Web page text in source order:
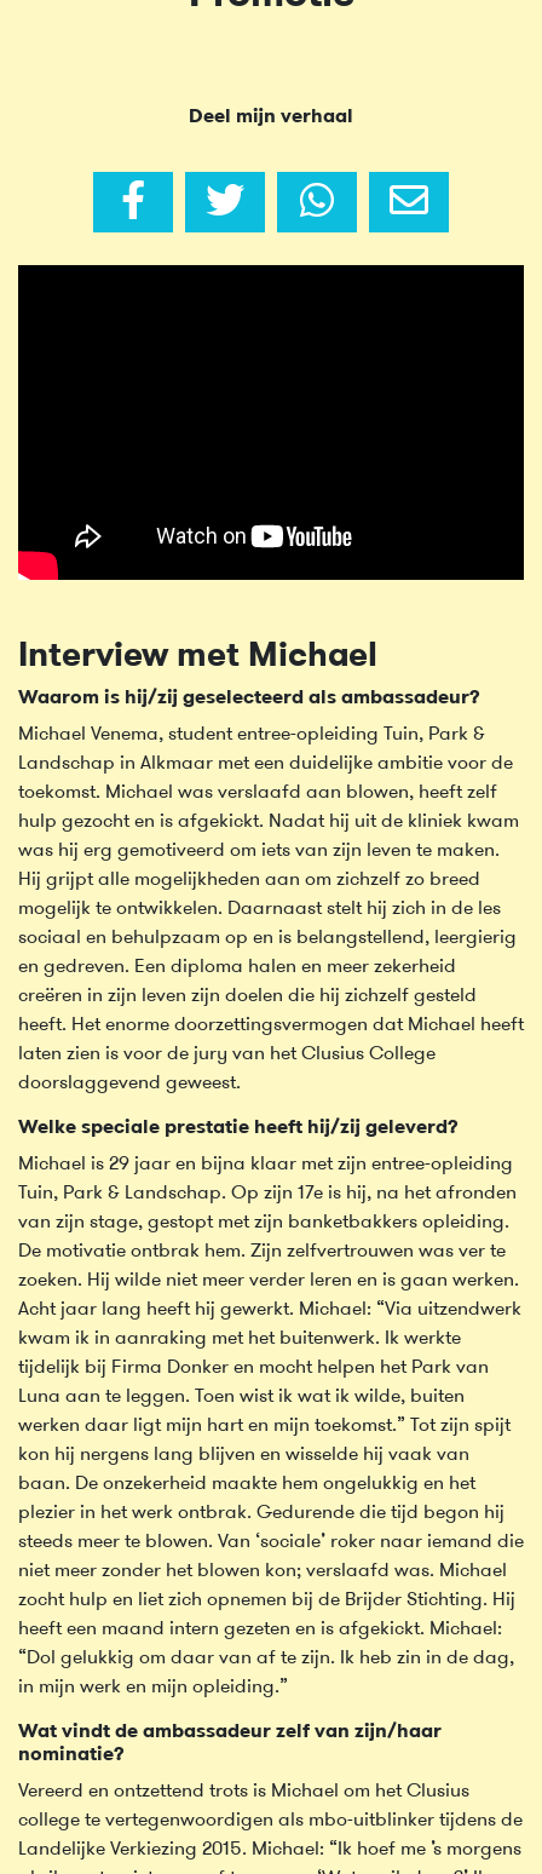
Deel mijn verhaal
Interview met Michael
Waarom is hij/zij geselecteerd als ambassadeur?
Michael Venema, student entree-opleiding Tuin, Park &
Landschap in Alkmaar met een duidelijke ambitie voor de
toekomst. Michael was verslaafd aan blowen, heeft zelf
hulp gezocht en is afgekickt. Nadat hij uit de kliniek kwam
was hij erg gemotiveerd om iets van zijn leven te maken.
Hij grijpt alle mogelijkheden aan om zichzelf zo breed
mogelijk te ontwikkelen. Daarnaast stelt hij zich in de les
sociaal en behulpzaam op en is belangstellend, leergierig
en gedreven. Een diploma halen en meer zekerheid
creëren in zijn leven zijn doelen die hij zichzelf gesteld
heeft. Het enorme doorzettingsvermogen dat Michael heeft
laten zien is voor de jury van het Clusius College
doorslaggevend geweest.
Welke speciale prestatie heeft hij/zij geleverd?
Michael is 29 jaar en bijna klaar met zijn entree-opleiding
Tuin, Park & Landschap. Op zijn 17e is hij, na het afronden
van zijn stage, gestopt met zijn banketbakkers opleiding.
De motivatie ontbrak hem. Zijn zelfvertrouwen was ver te
zoeken. Hij wilde niet meer verder leren en is gaan werken.
Acht jaar lang heeft hij gewerkt. Michael: “Via uitzendwerk
kwam ik in aanraking met het buitenwerk. Ik werkte
tijdelijk bij Firma Donker en mocht helpen het Park van
Luna aan te leggen. Toen wist ik wat ik wilde, buiten
werken daar ligt mijn hart en mijn toekomst.” Tot zijn spijt
kon hij nergens lang blijven en wisselde hij vaak van
baan. De onzekerheid maakte hem ongelukkig en het
plezier in het werk ontbrak. Gedurende die tijd begon hij
steeds meer te blowen. Van ‘sociale’ roker naar iemand die
niet meer zonder het blowen kon; verslaafd was. Michael
zocht hulp en liet zich opnemen bij de Brijder Stichting. Hij
heeft een maand intern gezeten en is afgekickt. Michael:
“Dol gelukkig om daar van af te zijn. Ik heb zin in de dag,
in mijn werk en mijn opleiding.”
Wat vindt de ambassadeur zelf van zijn/haar
nominatie?
Vereerd en ontzettend trots is Michael om het Clusius
college te vertegenwoordigen als mbo-uitblinker tijdens de
Landelijke Verkiezing 2015. Michael: “Ik hoef me ’s morgens